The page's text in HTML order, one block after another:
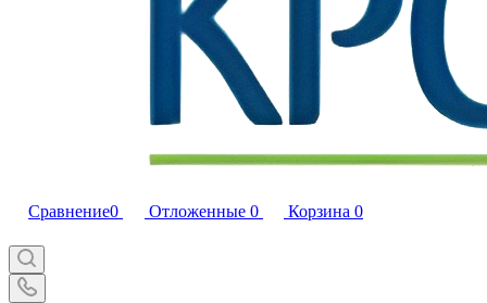
Сравнение0 Отложенные 0 Корзина 0